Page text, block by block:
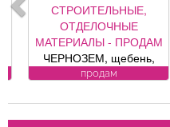
СТРОИТЕЛЬНЫЕ,
ОТДЕЛОЧНЫЕ
МАТЕРИАЛЫ - ПРОДАМ
ЧЕРНОЗЕМ, щебень,
песок, уголь, торф,
другие под заказ,
возможна доставка.
продам